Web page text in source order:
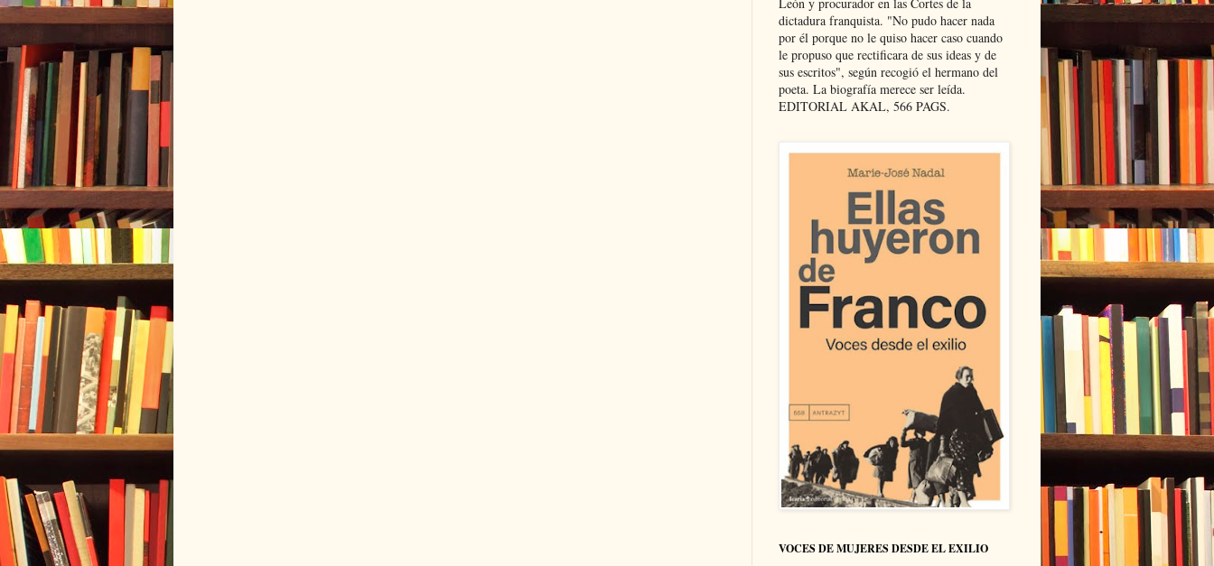
dictadura franquista. "No pudo hacer nada
por él porque no le quiso hacer caso cuando
le propuso que rectificara de sus ideas y de
sus escritos", según recogió el hermano del
poeta. La biografía merece ser leída.
EDITORIAL AKAL, 566 PAGS.
VOCES DE MUJERES DESDE EL EXILIO